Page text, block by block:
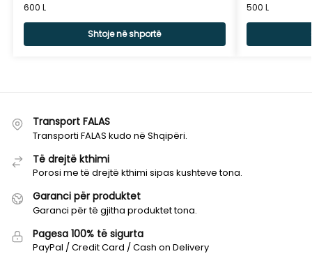
600 L
Shtoje në shportë
500 L
Transport FALAS
Transporti FALAS kudo në Shqipëri.
Të drejtë kthimi
Porosi me të drejtë kthimi sipas kushteve tona.
Garanci për produktet
Garanci për të gjitha produktet tona.
Pagesa 100% të sigurta
PayPal / Credit Card / Cash on Delivery